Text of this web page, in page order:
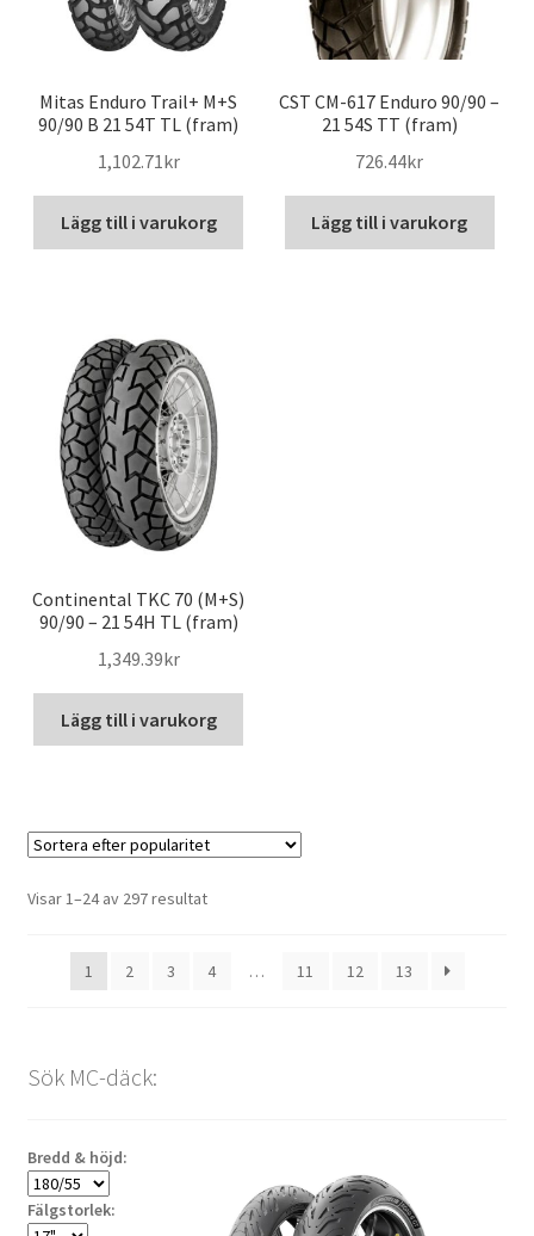
Mitas Enduro Trail+ M+S
90/90 B 21 54T TL (fram)
1,102.71kr
Lägg till i varukorg
CST CM-617 Enduro 90/90 –
21 54S TT (fram)
726.44kr
Lägg till i varukorg
Continental TKC 70 (M+S)
90/90 – 21 54H TL (fram)
1,349.39kr
Lägg till i varukorg
Visar 1–24 av 297 resultatSortera
1
2 3 4 … 11 12 13
Sök MC-däck:
Bredd & höjd:
Fälgstorlek: